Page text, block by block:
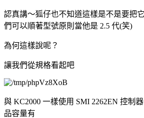
認真講～狐仔也不知道這樣是不是要把
們可以順著型號原則當他是 2.5 代(笑)
為何這樣說呢？
讓我們從規格看起吧
與 KC2000 一樣使用 SMI 2262EN 控制
品容量有